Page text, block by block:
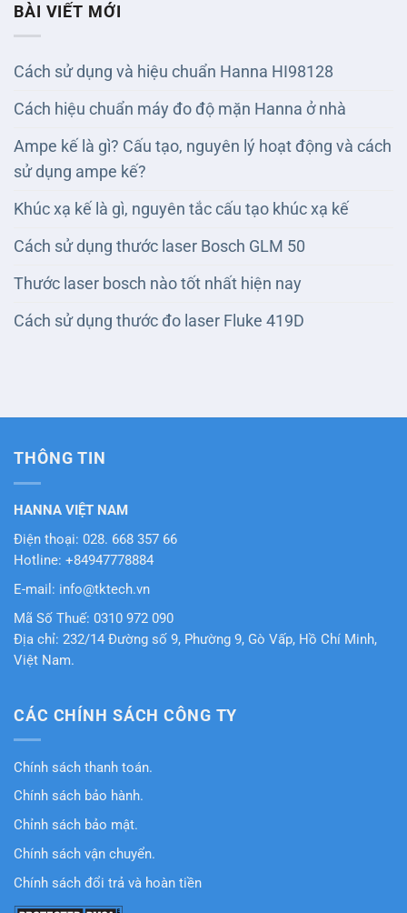
BÀI VIẾT MỚI
Cách sử dụng và hiệu chuẩn Hanna HI98128
Cách hiệu chuẩn máy đo độ mặn Hanna ở nhà
Ampe kế là gì? Cấu tạo, nguyên lý hoạt động và cách
sử dụng ampe kế?
Khúc xạ kế là gì, nguyên tắc cấu tạo khúc xạ kế
Cách sử dụng thước laser Bosch GLM 50
Thước laser bosch nào tốt nhất hiện nay
Cách sử dụng thước đo laser Fluke 419D
THÔNG TIN
HANNA VIỆT NAM
Điện thoại: 028. 668 357 66
Hotline: +84947778884
E-mail: info@tktech.vn
Mã Số Thuế: 0310 972 090
Địa chỉ: 232/14 Đường số 9, Phường 9, Gò Vấp, Hồ Chí Minh,
Việt Nam.
CÁC CHÍNH SÁCH CÔNG TY
Chính sách thanh toán.
Chính sách bảo hành.
Chỉnh sách bảo mật.
Chính sách vận chuyển.
Chính sách đổi trả và hoàn tiền